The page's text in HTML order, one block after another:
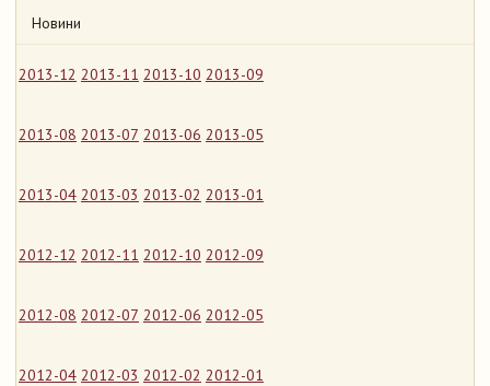
Новини
2013-12 2013-11 2013-10 2013-09
2013-08 2013-07 2013-06 2013-05
2013-04 2013-03 2013-02 2013-01
2012-12 2012-11 2012-10 2012-09
2012-08 2012-07 2012-06 2012-05
2012-04 2012-03 2012-02 2012-01